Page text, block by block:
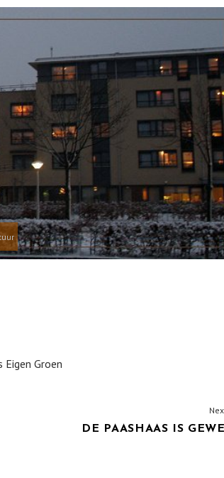
Groen
DE PAASHAAS IS